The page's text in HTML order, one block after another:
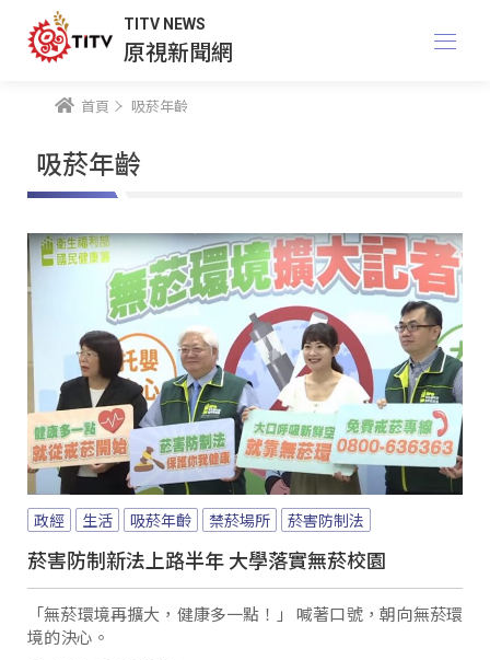
TITV NEWS
原視新聞網
首頁 吸菸年齡
吸菸年齡
政經 生活 吸菸年齡 禁菸場所 菸害防制法
菸害防制新法上路半年 大學落實無菸校園
「無菸環境再擴大，健康多一點！」 喊著口號，朝向無菸環
境的決心。